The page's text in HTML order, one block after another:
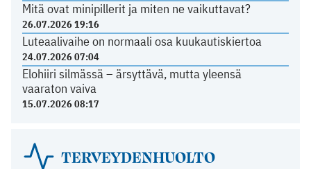
Mitä ovat minipillerit ja miten ne vaikuttavat?
26.07.2026 19:16
Luteaalivaihe on normaali osa kuukautiskiertoa
24.07.2026 07:04
Elohiiri silmässä – ärsyttävä, mutta yleensä
vaaraton vaiva
15.07.2026 08:17
TERVEYDENHUOLTO